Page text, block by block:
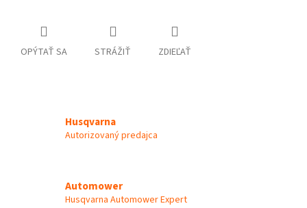
OPÝTAŤ SA STRÁŽIŤ ZDIEĽAŤ
Husqvarna
Autorizovaný predajca
Automower
Husqvarna Automower Expert